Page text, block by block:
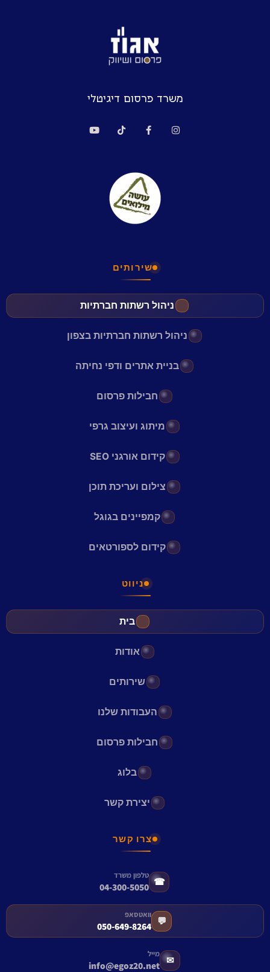
משרד פרסום דיגיטלי
שירותים
ניהול רשתות חברתיות
ניהול רשתות חברתיות בצפון
בניית אתרים ודפי נחיתה
חבילות פרסום
מיתוג ועיצוב גרפי
קידום אורגני SEO
צילום ועריכת תוכן
קמפיינים בגוגל
קידום לספורטאים
ניווט
בית
אודות
שירותים
העבודות שלנו
חבילות פרסום
בלוג
יצירת קשר
צרו קשר
☎
טלפון משרד
04-300-5050
💬
וואטסאפ
050-649-8264
✉
מייל
info@egoz20.net